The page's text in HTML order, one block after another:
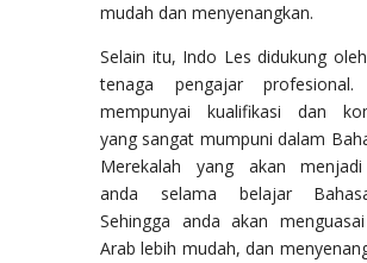
mudah dan menyenangkan.
Selain itu, Indo Les didukung
tenaga pengajar profesional.
mempunyai kualifikasi dan
yang sangat mumpuni dalam
Merekalah yang akan
anda selama belajar
Sehingga anda akan
Arab lebih mudah, dan